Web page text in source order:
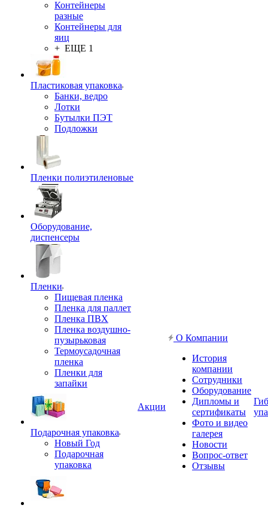
Контейнеры
разные
Контейнеры для
яиц
+ ЕЩЕ 1
Пластиковая упаковка
Банки, ведро
Лотки
Бутылки ПЭТ
Подложки
Пленки полиэтиленовые
Оборудование,
диспенсеры
Пленки
Пищевая пленка
Пленка для паллет
Пленка ПВХ
Пленка воздушно-
пузырьковая
Термоусадочная
пленка
Пленки для
запайки
Подарочная упаковка
Новый Год
Подарочная
упаковка
Акции
О Компании
История
компании
Сотрудники
Оборудование
Дипломы и
сертификаты
Фото и видео
галерея
Новости
Вопрос-ответ
Отзывы